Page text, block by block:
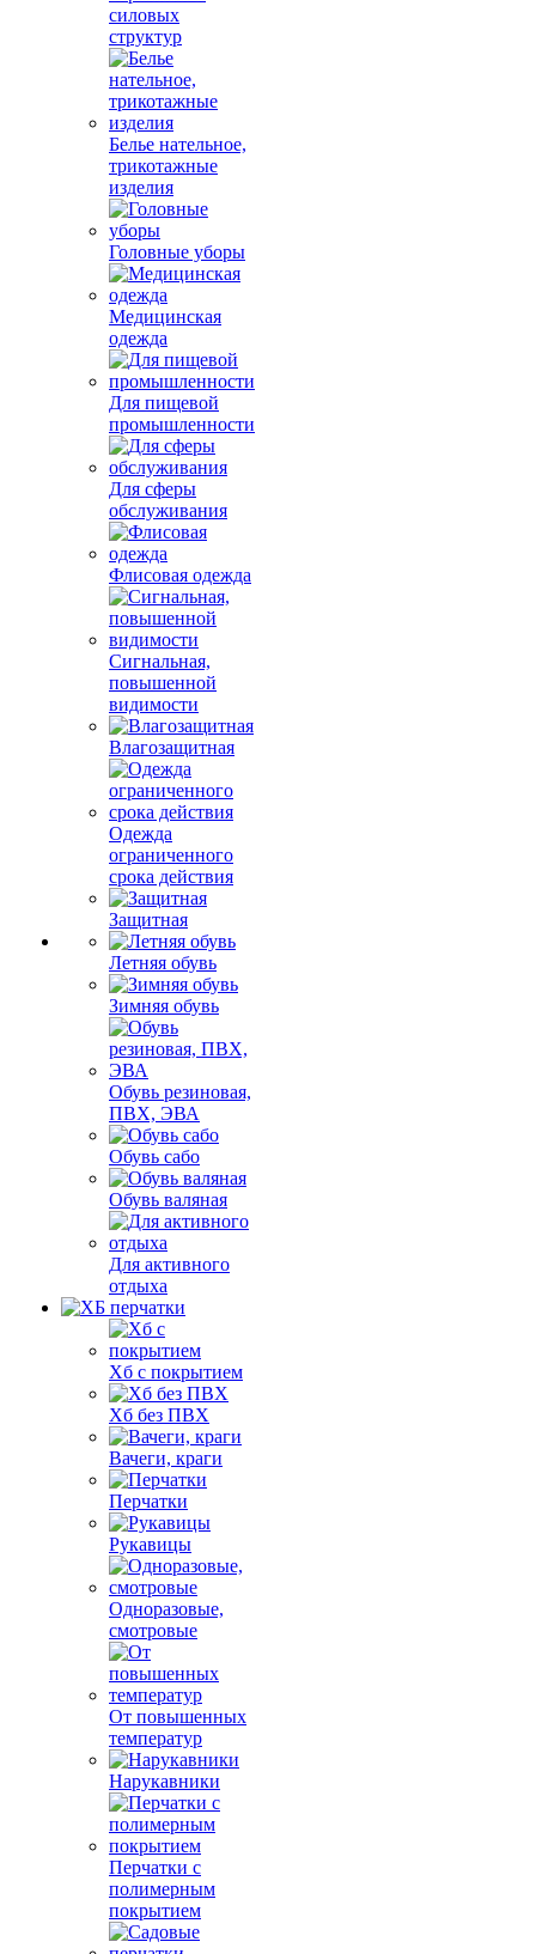
силовых
структур
Белье нательное,
трикотажные
изделия
Головные уборы
Медицинская
одежда
Для пищевой
промышленности
Для сферы
обслуживания
Флисовая одежда
Сигнальная,
повышенной
видимости
Влагозащитная
Одежда
ограниченного
срока действия
Защитная
Летняя обувь
Зимняя обувь
Обувь резиновая,
ПВХ, ЭВА
Обувь сабо
Обувь валяная
Для активного
отдыха
Хб с покрытием
Хб без ПВХ
Вачеги, краги
Перчатки
Рукавицы
Одноразовые,
смотровые
От повышенных
температур
Нарукавники
Перчатки с
полимерным
покрытием